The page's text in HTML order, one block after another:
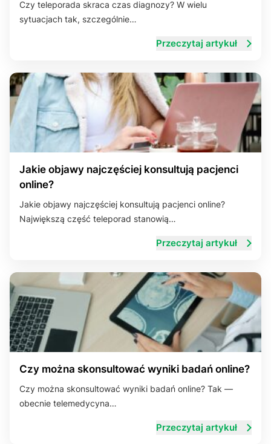
Układ trawienny
Czy teleporada skraca czas diagnozy? W wielu
sytuacjach tak, szczególnie…
Przeczytaj artykuł
Jakie objawy najczęściej konsultują pacjenci
online?
Jakie objawy najczęściej konsultują pacjenci online?
Największą część teleporad stanowią…
Przeczytaj artykuł
Czy można skonsultować wyniki badań online?
Czy można skonsultować wyniki badań online? Tak —
obecnie telemedycyna…
Przeczytaj artykuł